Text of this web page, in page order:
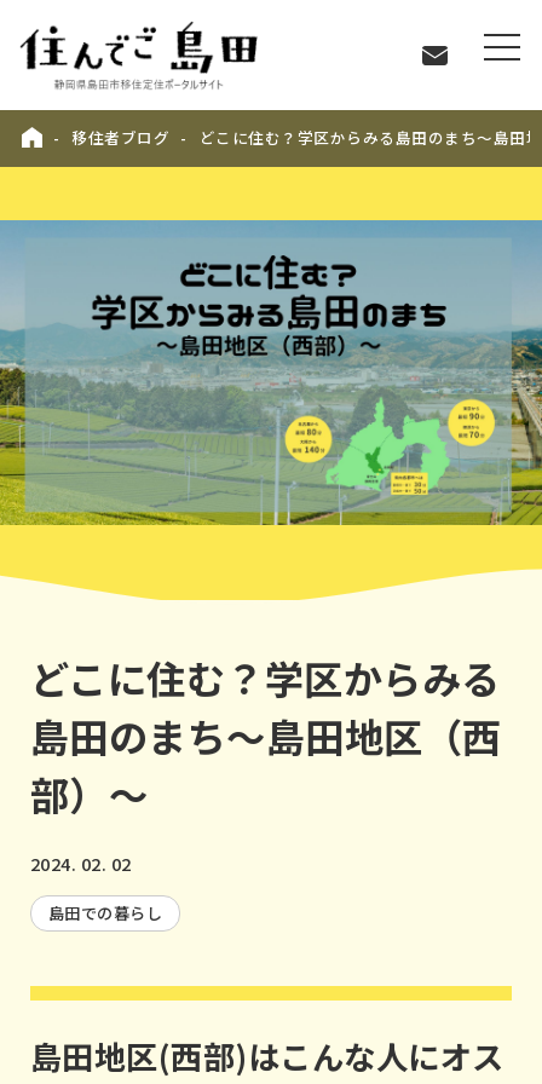
移住者ブログ どこに住む？学区からみる島田のまち〜島田
どこに住む？学区からみる
島田のまち〜島田地区（西
部）〜
2024. 02. 02
島田での暮らし
島田地区(西部)はこんな人にオス